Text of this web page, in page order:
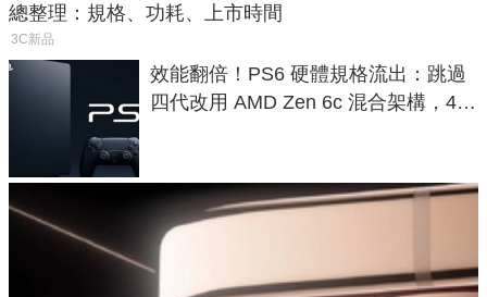
總整理：規格、功耗、上市時間
3C新品
效能翻倍！PS6 硬體規格流出：跳過
四代改用 AMD Zen 6c 混合架構，4K